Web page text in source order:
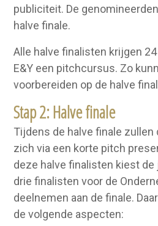
publiciteit. De
halve finale.
Alle halve finalisten krijgen
E&Y een pitchcursus. Zo
voorbereiden op de halve
Stap 2: Halve finale
Tijdens de halve finale
zich via een korte pitch
deze halve finalisten kiest
drie finalisten voor de
deelnemen aan de finale.
de volgende aspecten: